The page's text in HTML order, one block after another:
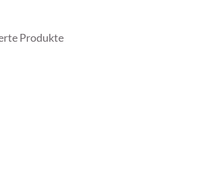
Produkte